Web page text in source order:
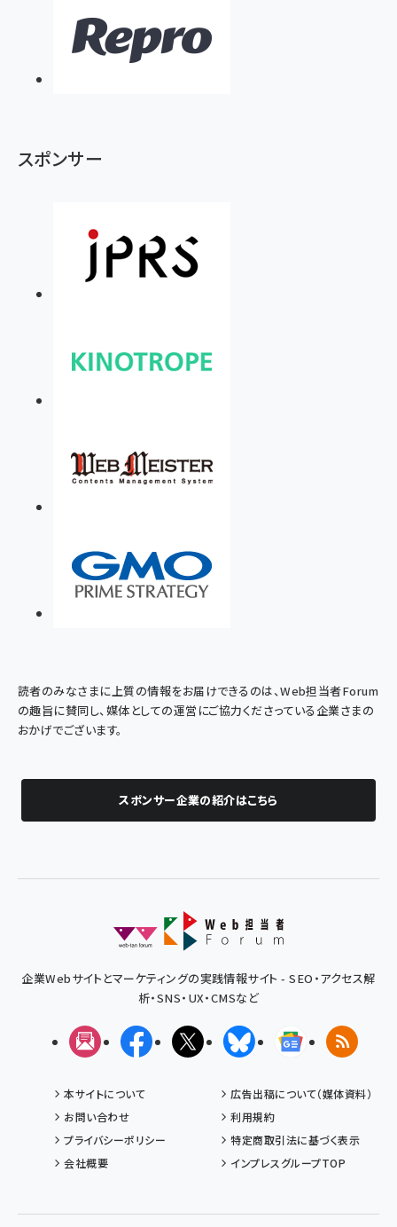
スポンサー
読者のみなさまに上質の情報をお届けできるのは、Web担当者Forum
の趣旨に賛同し、媒体としての運営にご協力くださっている企業さまの
おかげでございます。
スポンサー企業の紹介はこちら
企業Webサイトとマーケティングの実践情報サイト - SEO・アクセス解
析・SNS・UX・CMSなど
メルマガFacebookX(エックス)BlueskyGoogleニュ
RSS
本サイトについて
広告出稿について（媒体資料）
お問い合わせ
利用規約
プライバシーポリシー
特定商取引法に基づく表示
会社概要
インプレスグループTOP